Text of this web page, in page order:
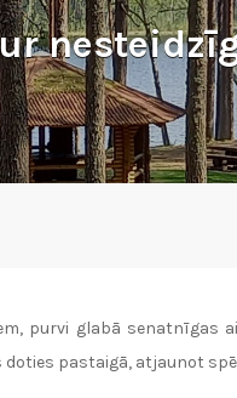
purvi glabā senatnīgas
pastaigā, atjaunot